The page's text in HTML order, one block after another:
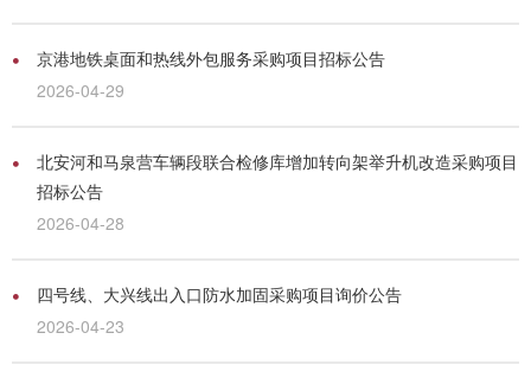
京港地铁桌面和热线外包服务采购项目招标公告
2026-04-29
北安河和马泉营车辆段联合检修库增加转向架举升机改造采购项目
招标公告
2026-04-28
四号线、大兴线出入口防水加固采购项目询价公告
2026-04-23